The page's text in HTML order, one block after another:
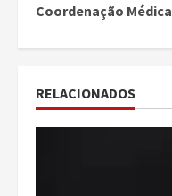
Coordenação Médica
RELACIONADOS